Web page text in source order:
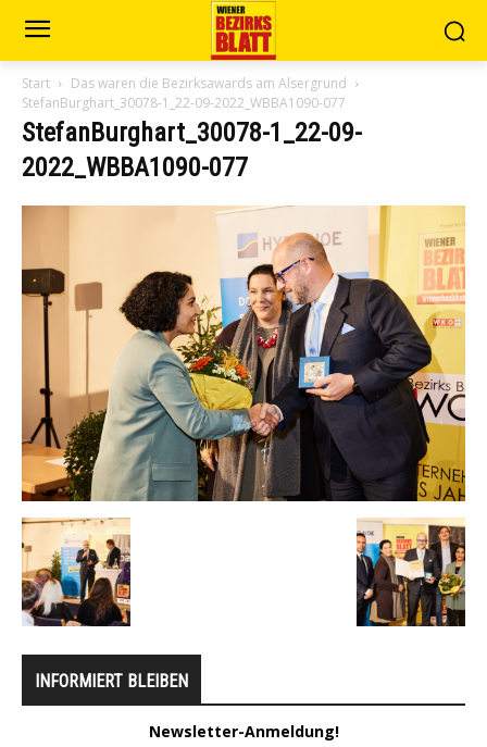
Start
Das waren die Bezirksawards am Alsergrund
StefanBurghart_30078-1_22-09-2022_WBBA1090-077
StefanBurghart_30078-1_22-09-
2022_WBBA1090-077
INFORMIERT BLEIBEN
Newsletter-Anmeldung!